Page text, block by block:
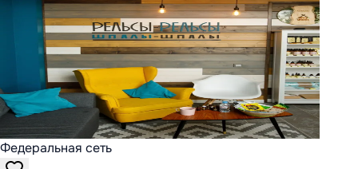
Федеральная сеть